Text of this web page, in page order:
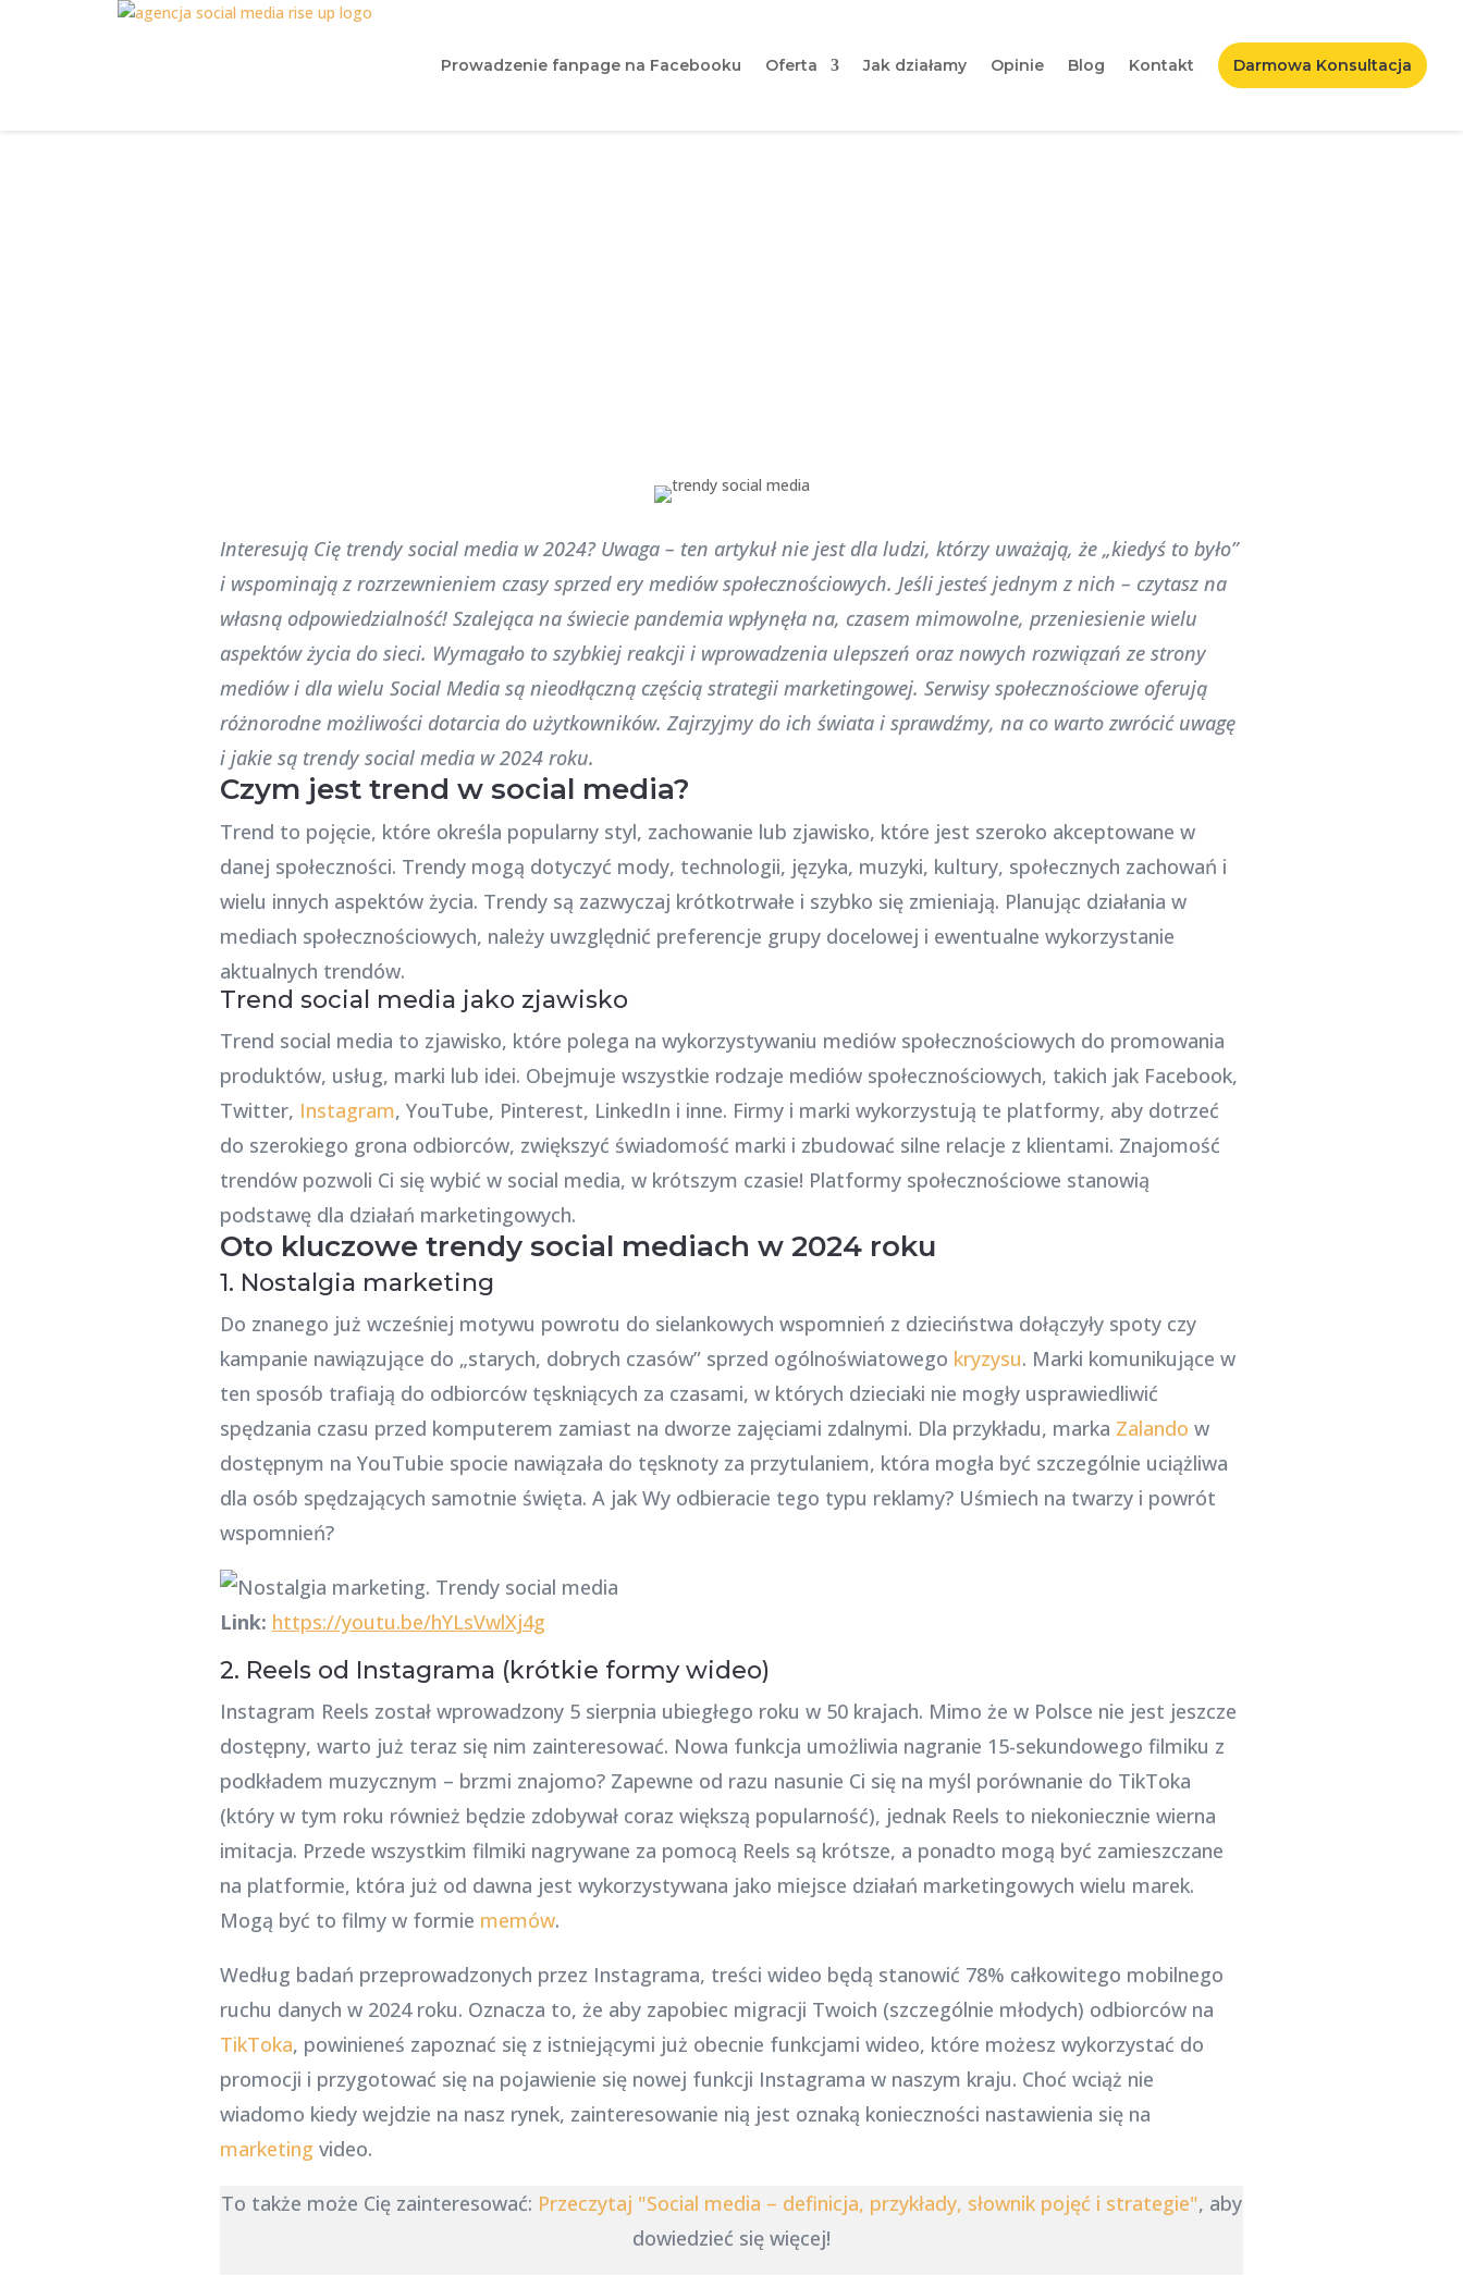
Prowadzenie fanpage na Facebooku Oferta Jak działamy Opinie Blog Kontakt Darmowa Konsultacja
Interesują Cię trendy social media w 2024? Uwaga – ten artykuł nie jest dla ludzi, którzy uważają, że „kiedyś to było”
i wspominają z rozrzewnieniem czasy sprzed ery mediów społecznościowych. Jeśli jesteś jednym z nich – czytasz na
własną odpowiedzialność! Szalejąca na świecie pandemia wpłynęła na, czasem mimowolne, przeniesienie wielu
aspektów życia do sieci. Wymagało to szybkiej reakcji i wprowadzenia ulepszeń oraz nowych rozwiązań ze strony
mediów i dla wielu Social Media są nieodłączną częścią strategii marketingowej. Serwisy społecznościowe oferują
różnorodne możliwości dotarcia do użytkowników. Zajrzyjmy do ich świata i sprawdźmy, na co warto zwrócić uwagę
i jakie są trendy social media w 2024 roku.
Czym jest trend w social media?
Trend to pojęcie, które określa popularny styl, zachowanie lub zjawisko, które jest szeroko akceptowane w
danej społeczności. Trendy mogą dotyczyć mody, technologii, języka, muzyki, kultury, społecznych zachowań i
wielu innych aspektów życia. Trendy są zazwyczaj krótkotrwałe i szybko się zmieniają. Planując działania w
mediach społecznościowych, należy uwzględnić preferencje grupy docelowej i ewentualne wykorzystanie
aktualnych trendów.
Trend social media jako zjawisko
Trend social media to zjawisko, które polega na wykorzystywaniu mediów społecznościowych do promowania
produktów, usług, marki lub idei. Obejmuje wszystkie rodzaje mediów społecznościowych, takich jak Facebook,
Twitter, Instagram, YouTube, Pinterest, LinkedIn i inne. Firmy i marki wykorzystują te platformy, aby dotrzeć
do szerokiego grona odbiorców, zwiększyć świadomość marki i zbudować silne relacje z klientami. Znajomość
trendów pozwoli Ci się wybić w social media, w krótszym czasie! Platformy społecznościowe stanowią
podstawę dla działań marketingowych.
Oto kluczowe trendy social mediach w 2024 roku
1. Nostalgia marketing
Do znanego już wcześniej motywu powrotu do sielankowych wspomnień z dzieciństwa dołączyły spoty czy
kampanie nawiązujące do „starych, dobrych czasów” sprzed ogólnoświatowego kryzysu. Marki komunikujące w
ten sposób trafiają do odbiorców tęskniących za czasami, w których dzieciaki nie mogły usprawiedliwić
spędzania czasu przed komputerem zamiast na dworze zajęciami zdalnymi. Dla przykładu, marka Zalando w
dostępnym na YouTubie spocie nawiązała do tęsknoty za przytulaniem, która mogła być szczególnie uciążliwa
dla osób spędzających samotnie święta. A jak Wy odbieracie tego typu reklamy? Uśmiech na twarzy i powrót
wspomnień?
Link: https://youtu.be/hYLsVwlXj4g
2. Reels od Instagrama (krótkie formy wideo)
Instagram Reels został wprowadzony 5 sierpnia ubiegłego roku w 50 krajach. Mimo że w Polsce nie jest jeszcze
dostępny, warto już teraz się nim zainteresować. Nowa funkcja umożliwia nagranie 15-sekundowego filmiku z
podkładem muzycznym – brzmi znajomo? Zapewne od razu nasunie Ci się na myśl porównanie do TikToka
(który w tym roku również będzie zdobywał coraz większą popularność), jednak Reels to niekoniecznie wierna
imitacja. Przede wszystkim filmiki nagrywane za pomocą Reels są krótsze, a ponadto mogą być zamieszczane
na platformie, która już od dawna jest wykorzystywana jako miejsce działań marketingowych wielu marek.
Mogą być to filmy w formie memów.
Według badań przeprowadzonych przez Instagrama, treści wideo będą stanowić 78% całkowitego mobilnego
ruchu danych w 2024 roku. Oznacza to, że aby zapobiec migracji Twoich (szczególnie młodych) odbiorców na
TikToka, powinieneś zapoznać się z istniejącymi już obecnie funkcjami wideo, które możesz wykorzystać do
promocji i przygotować się na pojawienie się nowej funkcji Instagrama w naszym kraju. Choć wciąż nie
wiadomo kiedy wejdzie na nasz rynek, zainteresowanie nią jest oznaką konieczności nastawienia się na
marketing video.
To także może Cię zainteresować: Przeczytaj "Social media – definicja, przykłady, słownik pojęć i strategie", aby
dowiedzieć się więcej!